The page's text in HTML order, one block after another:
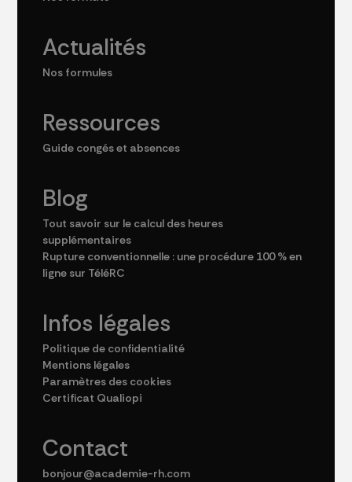
Actualités
Nos formules
Ressources
Guide congés et absences
Blog
Tout savoir sur le calcul des heures
supplémentaires
Rupture conventionnelle : une procédure 100 % en
ligne sur TéléRC
Infos légales
Politique de confidentialité
Mentions légales
Paramètres des cookies
Certificat Qualiopi
Contact
bonjour@academie-rh.com